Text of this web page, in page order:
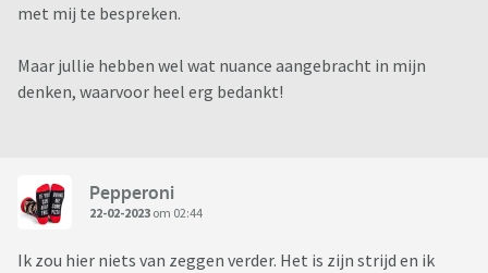
met mij te bespreken.
Maar jullie hebben wel wat nuance aangebracht in mijn
denken, waarvoor heel erg bedankt!
Pepperoni
22-02-2023 om 02:44
Ik zou hier niets van zeggen verder. Het is zijn strijd en ik